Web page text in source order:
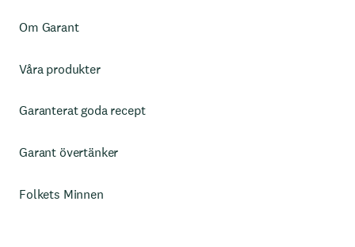
Om Garant
Våra produkter
Garanterat goda recept
Garant övertänker
Folkets Minnen